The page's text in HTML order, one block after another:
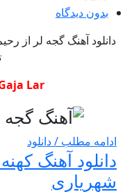
بدون دیدگاه
دانلود آهنگ گجه لر از
Lar
ادامه مطلب / دانلود
دانلود آهنگ
شهریاری